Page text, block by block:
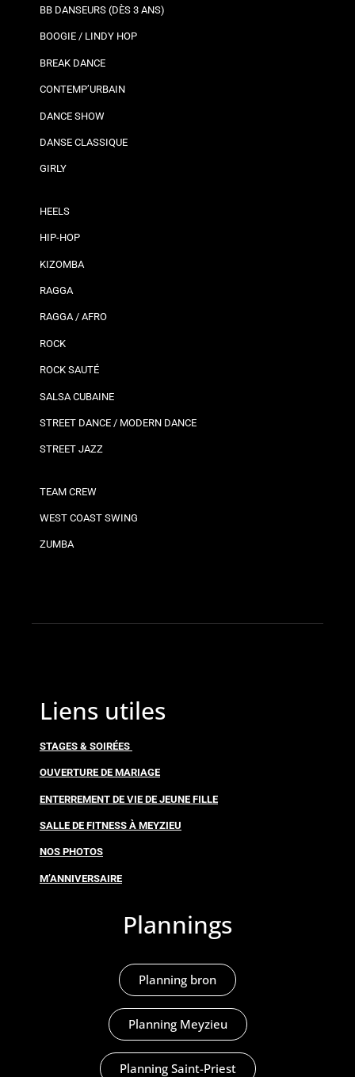
BB DANSEURS (DÈS 3 ANS)
BOOGIE / LINDY HOP
BREAK DANCE
CONTEMP’URBAIN
DANCE SHOW
DANSE CLASSIQUE
GIRLY
HEELS
HIP-HOP
KIZOMBA
RAGGA
RAGGA / AFRO
ROCK
ROCK SAUTÉ
SALSA CUBAINE
STREET DANCE / MODERN DANCE
STREET JAZZ
TEAM CREW
WEST COAST SWING
ZUMBA
Liens utiles
STAGES & SOIRÉES
OUVERTURE DE MARIAGE
ENTERREMENT DE VIE DE JEUNE FILLE
SALLE DE FITNESS À MEYZIEU
NOS PHOTOS
M’ANNIVERSAIRE
Plannings
Planning bron
Planning Meyzieu
Planning Saint-Priest